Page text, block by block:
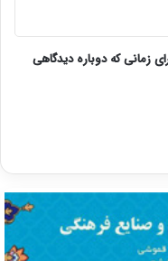
زمانی که دوباره دیدگاهی